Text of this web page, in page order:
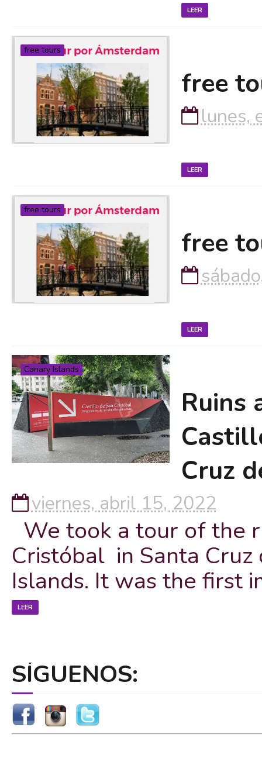
LEER
free tours
free
lunes,
LEER
free tours
free
LEER
Canary Islands
Ruins
Cruz
viernes, abril 15, 2022
We took a tour of the
Cristóbal in Santa Cruz
Islands. It was the first
LEER
SÍGUENOS: